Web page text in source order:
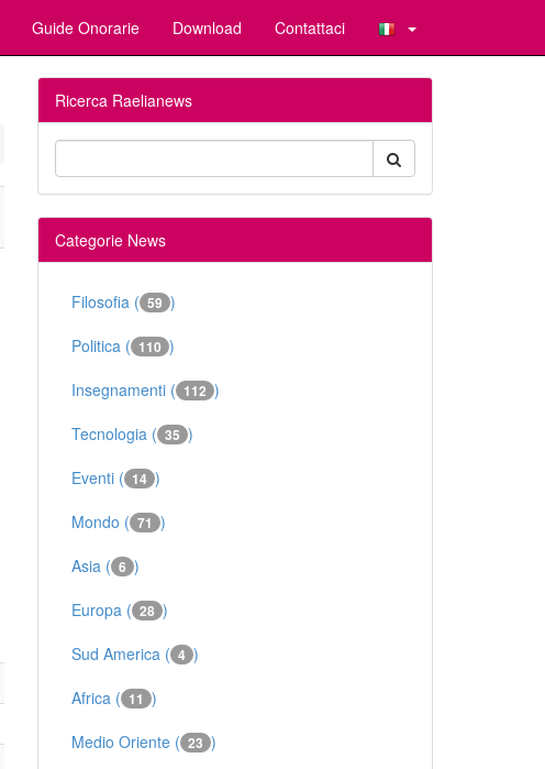
Guide Onorarie Download Contattaci
Ricerca Raelianews
Categorie News
Filosofia ( 59 )
Politica ( 110 )
Insegnamenti ( 112 )
Tecnologia ( 35 )
Eventi ( 14 )
Mondo ( 71 )
Asia ( 6 )
Europa ( 28 )
Sud America ( 4 )
Africa ( 11 )
Medio Oriente ( 23 )